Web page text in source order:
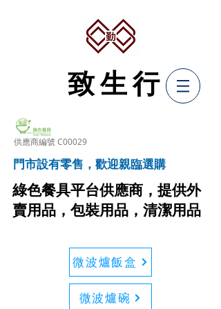
致生行
​供應商編號 C00029
門市設有零售，歡迎親臨選購
綠色餐具平台供應商，提供外
賣用品，包裝用品，清潔用品
微波爐飯盒
微波爐碗